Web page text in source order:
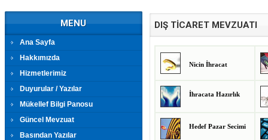
MENU
Ana Sayfa
Hakkımızda
Hizmetlerimiz
Duyurular / Yazılar
Mükellef Bilgi Panosu
Güncel Mevzuat
Basından Yazılar
DIŞ TİCARET MEVZUATI
Nicin İhracat
İhracata Hazırlık
Hedef Pazar Secimi